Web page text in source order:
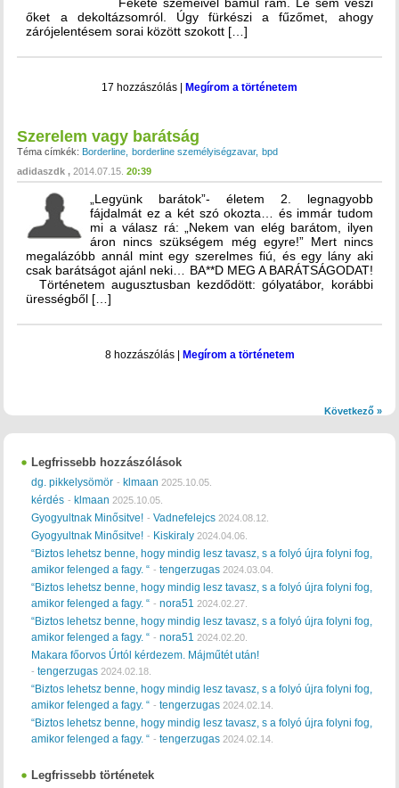
őket a dekoltázsomról. Úgy fürkészi a fűzőmet, ahogy
zárójelentésem sorai között szokott […]
17 hozzászólás Megírom a történetem
Szerelem vagy barátság
Téma címkék: Borderline borderline személyiségzavar bpd
adidaszdk
2014.07.15. 20:39
„Legyünk barátok”- életem 2. legnagyobb
fájdalmát ez a két szó okozta… és immár tudom
mi a válasz rá: „Nekem van elég barátom, ilyen
áron nincs szükségem még egyre!” Mert nincs
megalázóbb annál mint egy szerelmes fiú, és egy lány aki
csak barátságot ajánl neki… BA**D MEG A BARÁTSÁGODAT!
Történetem augusztusban kezdődött: gólyatábor, korábbi
ürességből […]
8 hozzászólás| Megírom a történetem
Következő »
Legfrissebb hozzászólások
dg. pikkelysömör - klmaan 2025.10.05.
kérdés - klmaan 2025.10.05.
Gyogyultnak Minősitve! -Vadnefelejcs 2024.08.12.
Gyogyultnak Minősitve! - Kiskiraly 2024.04.06.
“Biztos lehetsz benne, hogy mindig lesz tavasz, s a folyó újra folyni fog,
amikor felenged a fagy. “ -tengerzugas 2024.03.04.
“Biztos lehetsz benne, hogy mindig lesz tavasz, s a folyó újra folyni fog,
amikor felenged a fagy. “ -nora51 2024.02.27.
“Biztos lehetsz benne, hogy mindig lesz tavasz, s a folyó újra folyni fog,
amikor felenged a fagy. “ -nora51 2024.02.20.
Makara főorvos Úrtól kérdezem. Májműtét után!
-tengerzugas 2024.02.18.
“Biztos lehetsz benne, hogy mindig lesz tavasz, s a folyó újra folyni fog,
amikor felenged a fagy. “ -tengerzugas 2024.02.14.
“Biztos lehetsz benne, hogy mindig lesz tavasz, s a folyó újra folyni fog,
amikor felenged a fagy. “ -tengerzugas 2024.02.14.
Legfrissebb történetek